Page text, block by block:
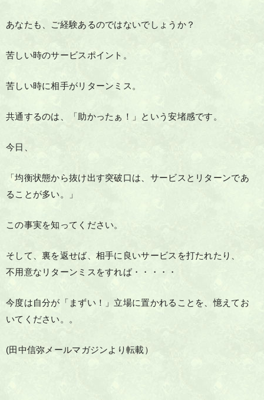
あなたも、ご経験あるのではないでしょうか？
苦しい時のサービスポイント。
苦しい時に相手がリターンミス。
共通するのは、「助かったぁ！」という安堵感です。
今日、
「均衡状態から抜け出す突破口は、サービスとリターンであ
ることが多い。」
この事実を知ってください。
そして、裏を返せば、相手に良いサービスを打たれたり、
不用意なリターンミスをすれば・・・・・
今度は自分が「まずい！」立場に置かれることを、憶えてお
いてください。。
(田中信弥メールマガジンより転載）